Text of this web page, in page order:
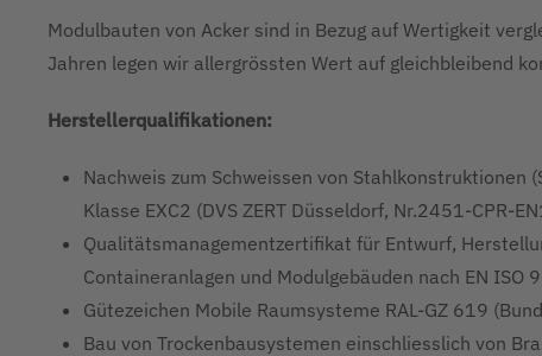
Modulbauten von Acker sind in Bezug auf Wertigkeit
Jahren legen wir allergrössten Wert auf gleichbleibend
Herstellerqualifikationen:
Nachweis zum Schweissen von
Klasse EXC2 (DVS ZERT Düsseldorf, Nr.2451-CPR-
Qualitätsmanagementzertifikat für Entwurf,
Containeranlagen und Modulgebäuden nach EN ISO
Gütezeichen Mobile Raumsysteme RAL-GZ 619
Bau von Trockenbausystemen einschliesslich von